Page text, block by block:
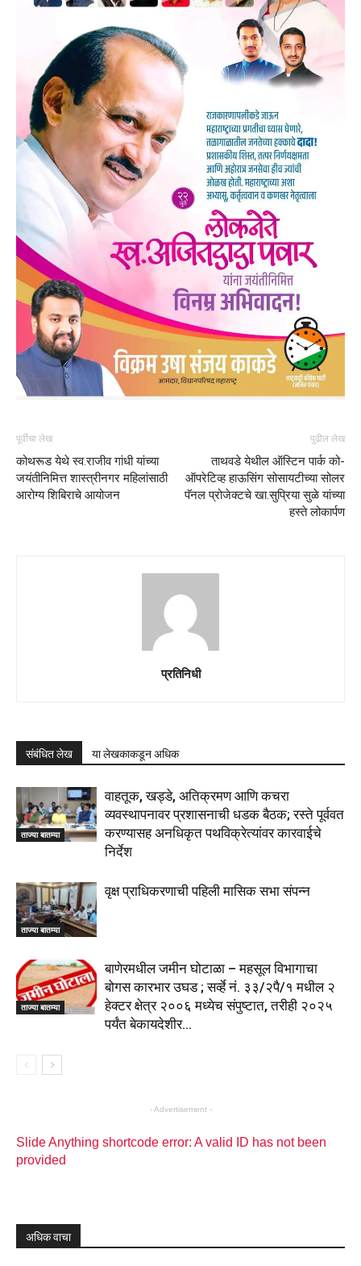
पूर्वीचा लेख
कोथरूड येथे स्व.राजीव गांधी यांच्या
जयंतीनिमित्त शास्त्रीनगर महिलांसाठी
आरोग्य शिबिराचे आयोजन
पुढील लेख
ताथवडे येथील ऑस्टिन पार्क को-
ऑपरेटिव्ह हाऊसिंग सोसायटीच्या सोलर
पॅनल प्रोजेक्टचे खा.सुप्रिया सुळे यांच्या
हस्ते लोकार्पण
प्रतिनिधी
संबंधित लेख या लेखकाकडून अधिक
ताज्या बातम्या
वाहतूक, खड्डे, अतिक्रमण आणि कचरा
व्यवस्थापनावर प्रशासनाची धडक बैठक; रस्ते पूर्ववत
करण्यासह अनधिकृत पथविक्रेत्यांवर कारवाईचे
निर्देश
ताज्या बातम्या
वृक्ष प्राधिकरणाची पहिली मासिक सभा संपन्न
ताज्या बातम्या
बाणेरमधील जमीन घोटाळा – महसूल विभागाचा
बोगस कारभार उघड ; सर्व्हे नं. ३३/२पै/१ मधील २
हेक्टर क्षेत्र २००६ मध्येच संपुष्टात, तरीही २०२५
पर्यंत बेकायदेशीर...
- Advertisement -
Slide Anything shortcode error: A valid ID has not been
provided
अधिक वाचा